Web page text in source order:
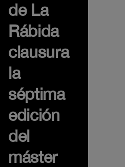
de La
Rábida
clausura
la
séptima
edición
del
máster